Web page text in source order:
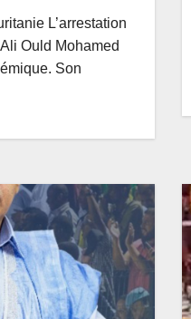
L’arrestation
Ould Mohamed
Son